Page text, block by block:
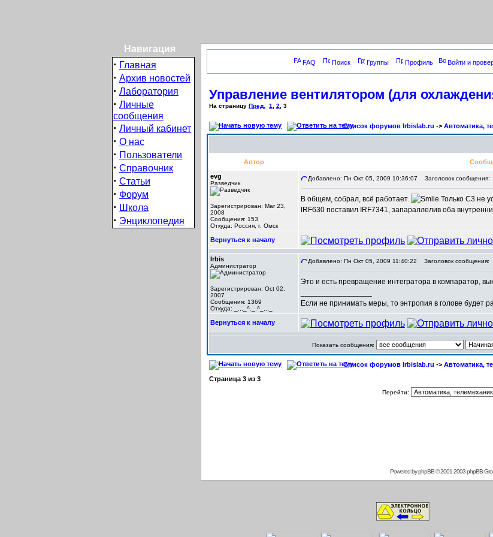
Навигация
· Главная
· Архив новостей
· Лаборатория
· Личные
сообщения
· Личный кабинет
· О нас
· Пользователи
· Справочник
· Статьи
· Форум
· Школа
· Энциклопедия
FAQ Поиск Группы Профиль Войти и
Управление вентилятором (для
На страницу Пред. 1 2 3
Список форумов Irbislab.ru -> Автоматика,
Автор
evg
Разведчик
Зарегистрирован: Mar 23,
2008
Сообщения: 153
Откуда: Россия, г. Омск
Добавлено: Пн Окт 05, 2009 10:36:07 Заголовок сообщения:
В общем, собрал, всё работает.
Только C3 не
IRF630 поставил IRF7341, запараллелив оба
Вернуться к началу
Irbis
Администратор
Зарегистрирован: Oct 02,
2007
Сообщения: 1369
Откуда: _,,,_^._.^_,,,_
Добавлено: Пн Окт 05, 2009 11:40:22 Заголовок сообщения:
Это и есть превращение интегратора в компаратор,
Если не принимать меры, то энтропия в голове будет
Вернуться к началу
Показать сообщения:
Список форумов Irbislab.ru -> Автоматика,
Страница 3 из 3
Перейти:
Powered byphpBB© 2001-2003 phpBB